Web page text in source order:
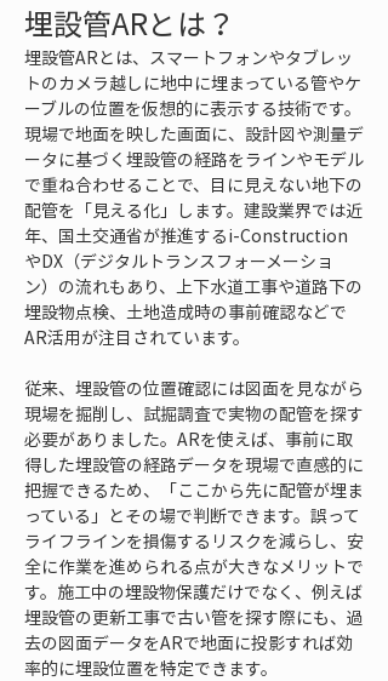
埋設管ARとは？
埋設管ARとは、スマートフォンやタブレッ
トのカメラ越しに地中に埋まっている管やケ
ーブルの位置を仮想的に表示する技術です。
現場で地面を映した画面に、設計図や測量デ
ータに基づく埋設管の経路をラインやモデル
で重ね合わせることで、目に見えない地下の
配管を「見える化」します。建設業界では近
年、国土交通省が推進するi-Construction
やDX（デジタルトランスフォーメーショ
ン）の流れもあり、上下水道工事や道路下の
埋設物点検、土地造成時の事前確認などで
AR活用が注目されています。
従来、埋設管の位置確認には図面を見ながら
現場を掘削し、試掘調査で実物の配管を探す
必要がありました。ARを使えば、事前に取
得した埋設管の経路データを現場で直感的に
把握できるため、「ここから先に配管が埋ま
っている」とその場で判断できます。誤って
ライフラインを損傷するリスクを減らし、安
全に作業を進められる点が大きなメリットで
す。施工中の埋設物保護だけでなく、例えば
埋設管の更新工事で古い管を探す際にも、過
去の図面データをARで地面に投影すれば効
率的に埋設位置を特定できます。